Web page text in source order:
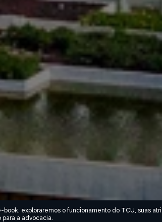
book, exploraremos o funcionamento do TCU, suas
para a advocacia.